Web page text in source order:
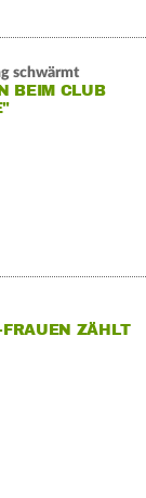
schwärmt
BEIM CLUB
ZÄHLT